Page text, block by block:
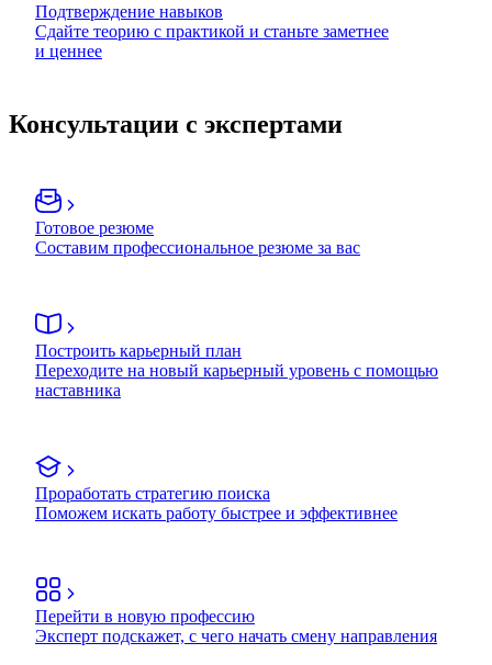
Подтверждение навыков
Сдайте теорию с практикой и станьте заметнее
и ценнее
Консультации с экспертами
Готовое резюме
Составим профессиональное резюме за вас
Построить карьерный план
Переходите на новый карьерный уровень с помощью
наставника
Проработать стратегию поиска
Поможем искать работу быстрее и эффективнее
Перейти в новую профессию
Эксперт подскажет, с чего начать смену направления